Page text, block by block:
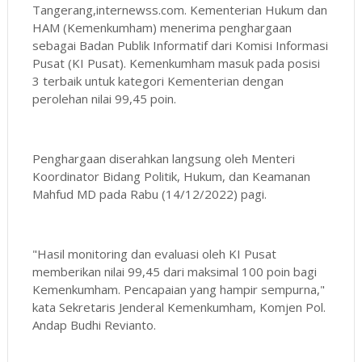
Tangerang,internewss.com. Kementerian Hukum dan
HAM (Kemenkumham) menerima penghargaan
sebagai Badan Publik Informatif dari Komisi Informasi
Pusat (KI Pusat). Kemenkumham masuk pada posisi
3 terbaik untuk kategori Kementerian dengan
perolehan nilai 99,45 poin.
Penghargaan diserahkan langsung oleh Menteri
Koordinator Bidang Politik, Hukum, dan Keamanan
Mahfud MD pada Rabu (14/12/2022) pagi.
"Hasil monitoring dan evaluasi oleh KI Pusat
memberikan nilai 99,45 dari maksimal 100 poin bagi
Kemenkumham. Pencapaian yang hampir sempurna,"
kata Sekretaris Jenderal Kemenkumham, Komjen Pol.
Andap Budhi Revianto.